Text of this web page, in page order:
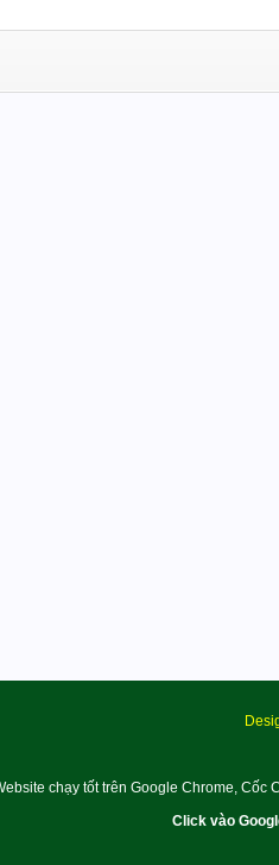
chạy tốt trên Google Chrome, Cốc
Click vào